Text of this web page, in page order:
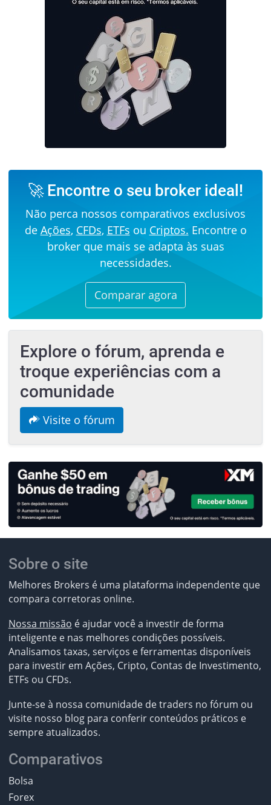
🚀 Encontre o seu broker ideal!
Não perca nossos comparativos exclusivos
de Ações, CFDs, ETFs ou Criptos. Encontre o
broker que mais se adapta às suas
necessidades.
Comparar agora
Explore o fórum, aprenda e
troque experiências com a
comunidade
Visite o fórum
Sobre o site
Melhores Brokers é uma plataforma independente que
compara corretoras online.
Nossa missão é ajudar você a investir de forma
inteligente e nas melhores condições possíveis.
Analisamos taxas, serviços e ferramentas disponíveis
para investir em Ações, Cripto, Contas de Investimento,
ETFs ou CFDs.
Junte-se à nossa comunidade de traders no fórum ou
visite nosso blog para conferir conteúdos práticos e
sempre atualizados.
Comparativos
Bolsa
Forex